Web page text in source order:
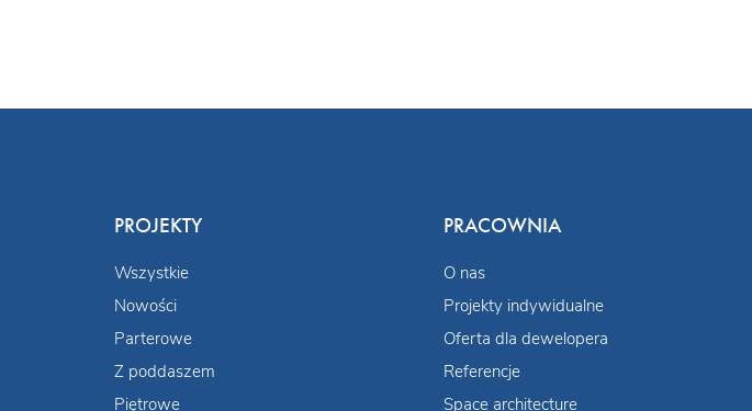
PROJEKTY
Wszystkie
Nowości
Parterowe
Z poddaszem
Piętrowe
PRACOWNIA
O nas
Projekty indywidualne
Oferta dla dewelopera
Referencje
Space architecture